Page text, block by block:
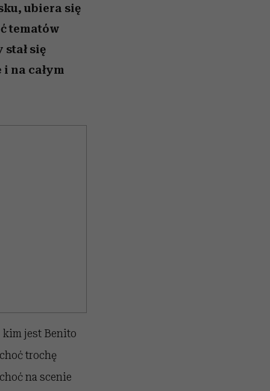
ubiera się
tematów
się
na całym
kim jest Benito
trochę
na scenie